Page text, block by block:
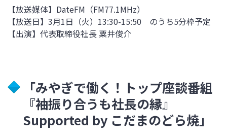
【放送媒体】DateFM（FM77.1MHz）
【放送日】3月1日（火）13:30-15:50 のうち5分枠予定
【出演】代表取締役社長 粟井俊介
「みやぎで働く！トップ座談番組
『袖振り合うも社長の縁』
Supported by こだまのどら焼」